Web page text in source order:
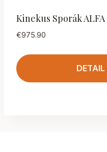
Kinekus Sporák
€975.90